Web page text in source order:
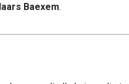
Baexem.